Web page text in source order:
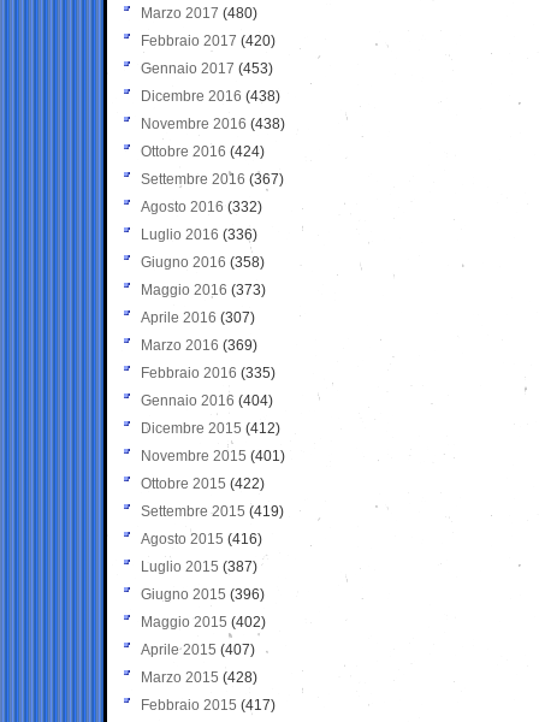
Marzo 2017 (480)
Febbraio 2017 (420)
Gennaio 2017 (453)
Dicembre 2016 (438)
Novembre 2016 (438)
Ottobre 2016 (424)
Settembre 2016 (367)
Agosto 2016 (332)
Luglio 2016 (336)
Giugno 2016 (358)
Maggio 2016 (373)
Aprile 2016 (307)
Marzo 2016 (369)
Febbraio 2016 (335)
Gennaio 2016 (404)
Dicembre 2015 (412)
Novembre 2015 (401)
Ottobre 2015 (422)
Settembre 2015 (419)
Agosto 2015 (416)
Luglio 2015 (387)
Giugno 2015 (396)
Maggio 2015 (402)
Aprile 2015 (407)
Marzo 2015 (428)
Febbraio 2015 (417)